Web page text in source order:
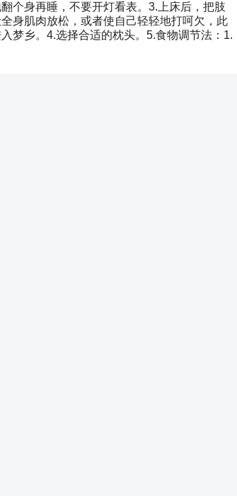
个身再睡，不要开灯看表。3.上床后，把肢
身肌肉放松，或者使自己轻轻地打呵欠，此
梦乡。4.选择合适的枕头。5.食物调节法：1.